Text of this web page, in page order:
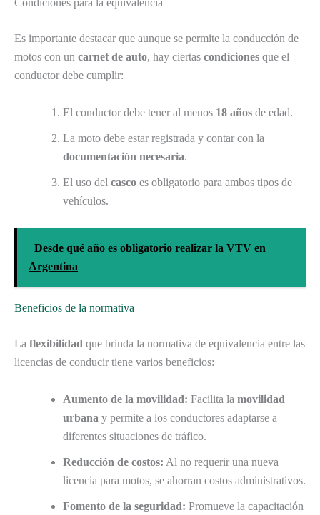
Condiciones para la equivalencia
Es importante destacar que aunque se permite la conducción de
motos con un carnet de auto, hay ciertas condiciones que el
conductor debe cumplir:
El conductor debe tener al menos 18 años de edad.
La moto debe estar registrada y contar con la
documentación necesaria.
El uso del casco es obligatorio para ambos tipos de
vehículos.
Desde qué año es obligatorio realizar la VTV en
Argentina
Beneficios de la normativa
La flexibilidad que brinda la normativa de equivalencia entre las
licencias de conducir tiene varios beneficios:
Aumento de la movilidad: Facilita la movilidad
urbana y permite a los conductores adaptarse a
diferentes situaciones de tráfico.
Reducción de costos: Al no requerir una nueva
licencia para motos, se ahorran costos administrativos.
Fomento de la seguridad: Promueve la capacitación